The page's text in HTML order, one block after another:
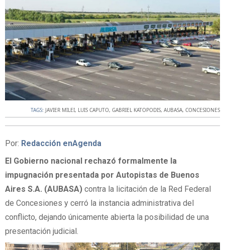
TAGS: JAVIER MILEI, LUIS CAPUTO, GABRIEL KATOPODIS, AUBASA, CONCESIONES
Por: Redacción enAgenda
El Gobierno nacional rechazó formalmente la
impugnación presentada por Autopistas de Buenos
Aires S.A. (AUBASA) contra la licitación de la Red Federal
de Concesiones y cerró la instancia administrativa del
conflicto, dejando únicamente abierta la posibilidad de una
presentación judicial.